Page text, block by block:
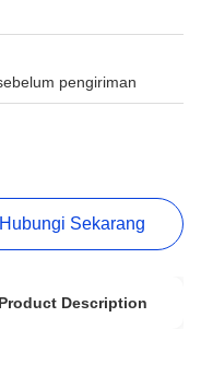
pengiriman
Hubungi Sekarang
Product Description